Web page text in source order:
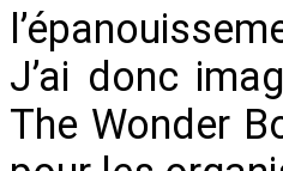
J’ai donc
The Wonder